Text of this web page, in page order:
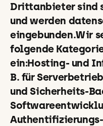
Drittanbieter sind
und werden
eingebunden.Wir
folgende
ein:Hosting- und
B. für
und Sicherheits-